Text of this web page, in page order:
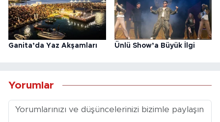
Ganita’da Yaz Akşamları Ünlü Show’a Büyük İlgi
Yorumlar